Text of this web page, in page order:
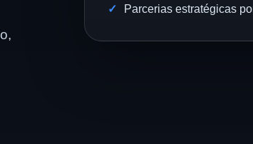
Parcerias estratégicas